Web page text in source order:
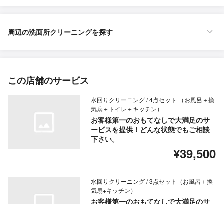
周辺の洗面所クリーニングを探す
この店舗のサービス
水回りクリーニング / 4点セット （お風呂＋換
気扇＋トイレ＋キッチン）
お客様第一のおもてなしで大満足のサ
ービスを提供！どんな状態でもご相談
下さい。
¥39,500
水回りクリーニング / 3点セット（お風呂＋換
気扇+キッチン）
お客様第一のおもてなしで大満足のサ